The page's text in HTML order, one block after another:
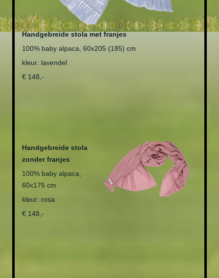
Handgebreide stola met franjes
100% baby alpaca, 60x205 (185) cm
kleur: lavendel
€ 148,-
Handgebreide stola
zonder franjes
100% baby alpaca,
60x175 cm
kleur: rosa
€ 148,-